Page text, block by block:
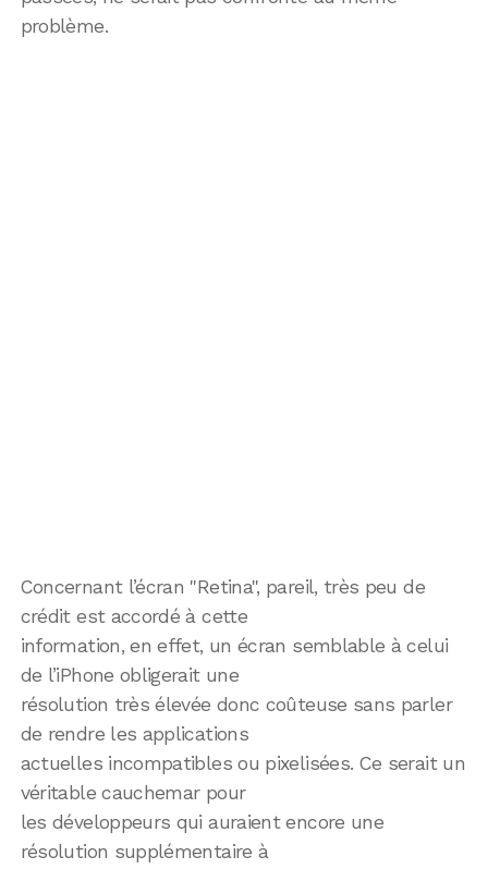
problème.
Concernant l’écran "Retina", pareil, très peu de
crédit est accordé à cette
information, en effet, un écran semblable à celui
de l’iPhone obligerait une
résolution très élevée donc coûteuse sans parler
de rendre les applications
actuelles incompatibles ou pixelisées. Ce serait un
véritable cauchemar pour
les développeurs qui auraient encore une
résolution supplémentaire à